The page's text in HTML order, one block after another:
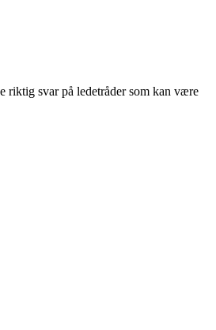
riktig svar på ledetråder som kan være